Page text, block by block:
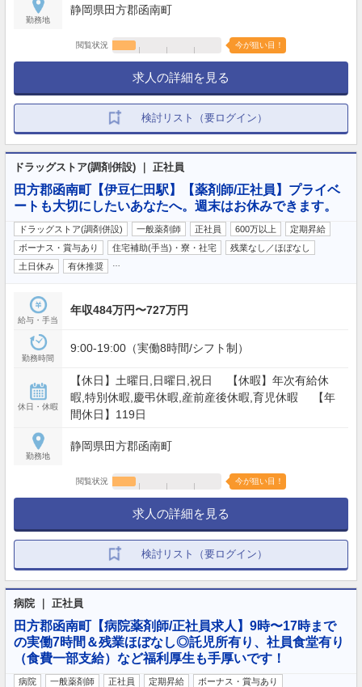
勤務地
静岡県田方郡函南町
閲覧状況 今が狙い目！
求人の詳細を見る
検討リスト（要ログイン）
ドラッグストア(調剤併設) ｜ 正社員
田方郡函南町【伊豆仁田駅】【薬剤師/正社員】プライベ
ートも大切にしたいあなたへ。週末はお休みできます。
ドラッグストア(調剤併設) 一般薬剤師 正社員 600万以上
定期昇給
ボーナス・賞与あり
住宅補助(手当)・寮・社宅
残業なし／ほぼなし
土日休み
有休推奨
給与・手当
年収484万円〜727万円
勤務時間
9:00-19:00（実働8時間/シフト制）
休日・休暇
【休日】土曜日,日曜日,祝日 【休暇】年次有給休
暇,特別休暇,慶弔休暇,産前産後休暇,育児休暇 【年
間休日】119日
勤務地
静岡県田方郡函南町
閲覧状況 今が狙い目！
求人の詳細を見る
検討リスト（要ログイン）
病院 ｜ 正社員
田方郡函南町【病院薬剤師/正社員求人】9時〜17時まで
の実働7時間＆残業ほぼなし◎託児所有り、社員食堂有り
（食費一部支給）など福利厚生も手厚いです！
病院 一般薬剤師 正社員 定期昇給
ボーナス・賞与あり